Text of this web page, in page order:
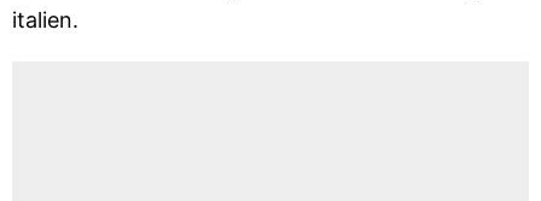
italien.